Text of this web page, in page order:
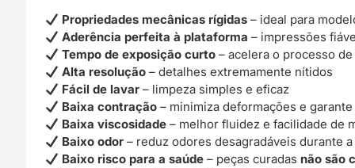
Propriedades mecânicas rígidas – ideal para
Aderência perfeita à plataforma – impressões
Tempo de exposição curto – acelera o processo
Alta resolução – detalhes extremamente nítidos
Fácil de lavar – limpeza simples e eficaz
Baixa contração – minimiza deformações e
Baixa viscosidade – melhor fluidez e facilidade de
Baixo odor – reduz odores desagradáveis durante
Baixo risco para a saúde – peças curadas não são